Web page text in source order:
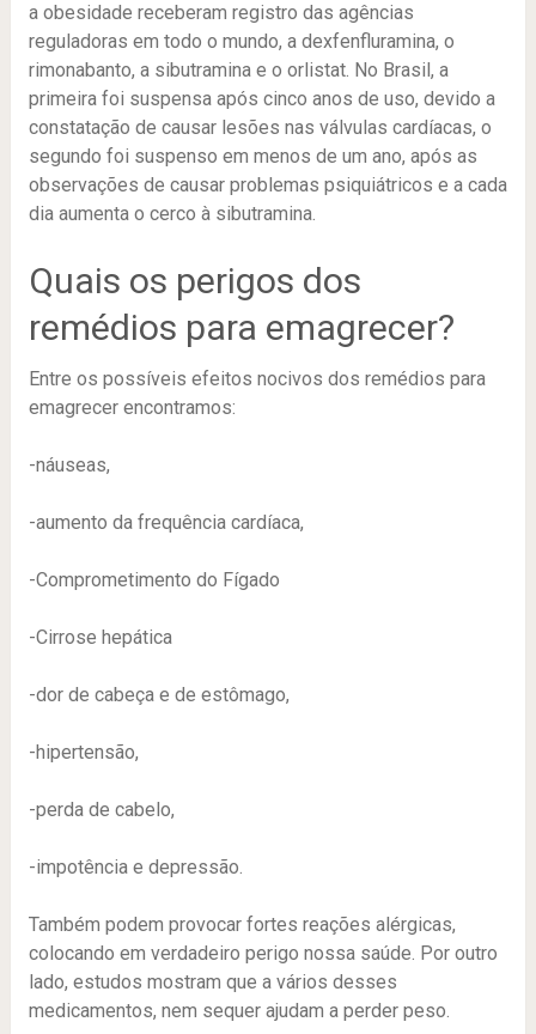
a obesidade receberam registro das agências
reguladoras em todo o mundo, a dexfenfluramina, o
rimonabanto, a sibutramina e o orlistat. No Brasil, a
primeira foi suspensa após cinco anos de uso, devido a
constatação de causar lesões nas válvulas cardíacas, o
segundo foi suspenso em menos de um ano, após as
observações de causar problemas psiquiátricos e a cada
dia aumenta o cerco à sibutramina.
Quais os perigos dos
remédios para emagrecer?
Entre os possíveis efeitos nocivos dos remédios para
emagrecer encontramos:
-náuseas,
-aumento da frequência cardíaca,
-Comprometimento do Fígado
-Cirrose hepática
-dor de cabeça e de estômago,
-hipertensão,
-perda de cabelo,
-impotência e depressão.
Também podem provocar fortes reações alérgicas,
colocando em verdadeiro perigo nossa saúde. Por outro
lado, estudos mostram que a vários desses
medicamentos, nem sequer ajudam a perder peso.